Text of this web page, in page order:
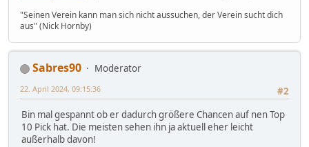
"Seinen Verein kann man sich nicht aussuchen, der Verein sucht dich
aus" (Nick Hornby)
Sabres90
Moderator
#2
22. April 2024, 09:15:36
Bin mal gespannt ob er dadurch größere Chancen auf nen Top
10 Pick hat. Die meisten sehen ihn ja aktuell eher leicht
außerhalb davon!